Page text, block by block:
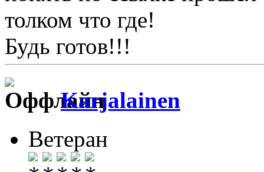
толком что где!
Будь готов!!!
Karjalainen
Ветеран